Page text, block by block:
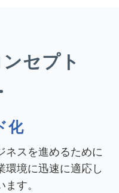
セプト
化
ネスを進めるために
環境に迅速に適応し
す。